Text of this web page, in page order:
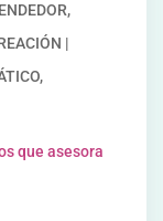
|
que asesora